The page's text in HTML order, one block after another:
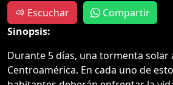
Escuchar
Compartir
Sinopsis:
Durante 5 días, una tormenta solar
Centroamérica. En cada uno de